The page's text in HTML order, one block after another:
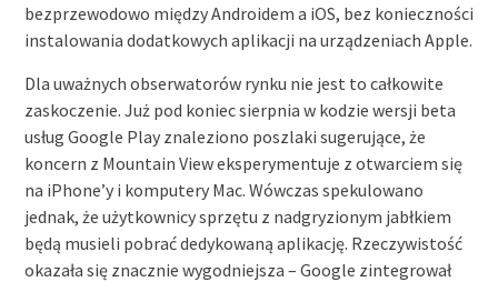
bezprzewodowo między Androidem a iOS, bez konieczności
instalowania dodatkowych aplikacji na urządzeniach Apple.
Dla uważnych obserwatorów rynku nie jest to całkowite
zaskoczenie. Już pod koniec sierpnia w kodzie wersji beta
usług Google Play znaleziono poszlaki sugerujące, że
koncern z Mountain View eksperymentuje z otwarciem się
na iPhone’y i komputery Mac. Wówczas spekulowano
jednak, że użytkownicy sprzętu z nadgryzionym jabłkiem
będą musieli pobrać dedykowaną aplikację. Rzeczywistość
okazała się znacznie wygodniejsza – Google zintegrował